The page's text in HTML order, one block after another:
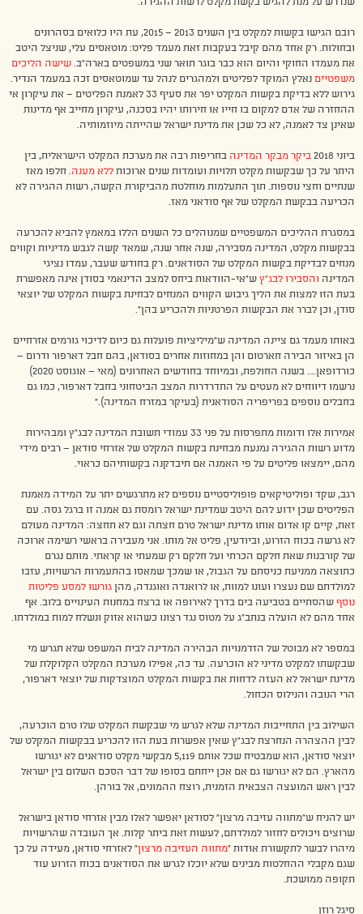
רובם הגישו בקשות למקלט בין השנים 2013 – 2015, עת היו כלואים בסהרונים
ובחולות. רק אחד מהם קיבל בעקבות זאת מעמד פליט: מוטאסים עלי, שניצל היטב
את מעמדו החוקי והיום הוא כבר בוגר תואר שני במשפטים בארה”ב. שישה הליכים
משפטיים נאלץ המוקד לפליטים ולמהגרים לנהל עד שמוטאסים זכה במעמד הנדיר.
גירוש ללא בדיקת בקשות המקלט יפר את סעיף 33 לאמנת הפליטים – את עיקרון אי
ההחזרה של אדם למקום בו חייו או חירותו יהיו בסכנה, עיקרון מחייב אף מדינות
שאינן צד לאמנה, לא כל שכן את מדינת ישראל שהייתה מיוזמותיה.
ביוני 2018 ביקר מבקר המדינה בחריפות רבה את מערכת המקלט הישראלית, בין
היתר על כך שבקשות מקלט תלויות ועומדות שנים ארוכות ללא מענה. חלפו מאז
שנתיים וחצי נוספות. תוך התעלמות מוחלטת מהביקורת הקשה, רשות ההגירה לא
הכריעה בבקשת המקלט של אף סודאני מאז.
במסגרת ההליכים המשפטיים שמנוהלים כל השנים הללו במאמץ להביא להכרעה
בבקשות מקלט, המדינה מסבירה, שנה אחר שנה, שמאד קשה לגבש מדיניות וקווים
מנחים לבדיקת בקשות המקלט של הסודאנים. רק בחודש שעבר, עמדו נציגי
המדינה והסבירו לבג”ץ ש”אי-הוודאות ביחס למצב הדינאמי בסודן אינה מאפשרת
בעת הזו למצות את הליך גיבוש הקווים המנחים לבחינת בקשות המקלט של יוצאי
סודן, וכן לברר את הבקשות הפרטניות ולהכריע בהן”.
באותו מעמד גם ציינה המדינה ש”מיליציות פועלות גם כיום לדיכוי גורמים אזרחיים
הן באיזור הבירה חארטום והן במחוזות אחרים בסודאן, בהם חבל דארפור ודרום –
כורדופאן…. בשנה החולפת, ובמיוחד בחודשים האחרונים (מאי – אוגוסט 2020)
נרשמו דיווחים לא מעטים על התדרדרות המצב הביטחוני בחבל דארפור, כמו גם
בחבלים נוספים בפריפריה הסודאנית (בעיקר במזרח המדינה).”
אמירות אלו ודומות מתפרסות על פני 33 עמודי תשובת המדינה לבג”ץ ומבהירות
מדוע רשות ההגירה נמנעת מבחינת בקשות המקלט של אזרחי סודאן – רבים מידי
מהם, יימצאו פליטים על פי האמנה אם תיבדקנה בקשותיהם כראוי.
רגב, שקד ופוליטיקאים פופוליסטיים נוספים לא מתרגשים יתר על המידה מאמנת
הפליטים שכן ידוע להם היטב שמדינת ישראל רומסת גם אמנה זו ברגל גסה. עם
זאת, קיים קו אדום אותו מדינת ישראל טרם חצתה וגם לא תחצה: המדינה מעולם
לא גרשה בכוח הזרוע, וביודעין, פליט אל מותו. אני מעבירה בראשי רשימה ארוכה
של קורבנות שאת חלקם הכרתי ועל חלקם רק שמעתי או קראתי. מותם נגרם
כתוצאה ממניעת כניסתם על הגבול, או שמכך שמאסו בהתעמרות הרשויות, עזבו
למולדתם שם נעצרו ועונו למוות, או לרואנדה ואוגנדה, מהן גורשו למסע פליטות
נוסף שהסתיים בטביעה בים בדרך לאירופה או ברצח במחנות העינויים בלוב. אף
אחד מהם לא הועלה בנתב”ג על מטוס נגד רצונו כשהוא אזוק ונשלח למות במולדתו.
במספר לא מבוטל של הזדמנויות הבהירה המדינה לבית המשפט שלא תגרש מי
שבקשתו למקלט מדיני לא הוכרעה. עד כה, אפילו מערכת המקלט הקלוקלת של
מדינת ישראל לא העזה לדחות את בקשות המקלט המוצדקות של יוצאי דארפור,
הרי הנובה והנילוס הכחול.
השילוב בין התחייבות המדינה שלא לגרש מי שבקשת המקלט שלו טרם הוכרעה,
לבין ההצהרה הנחרצת לבג”ץ שאין אפשרות בעת הזו להכריע בבקשות המקלט של
יוצאי סודאן, הוא שמבטיח שכל אותם 5,119 מבקשי מקלט סודאנים לא יגורשו
מהארץ. הם לא יגורשו גם אם אכן ייחתם בסופו של דבר הסכם השלום בין ישראל
לבין ראש המועצה הצבאית הזמנית, רוצח ההמונים, אל בורהן.
יש להניח ש”מתווה עזיבה מרצון” לסודאן יאפשר לאלו מבין אזרחי סודאן בישראל
שרוצים ויכולים לחזור למולדתם, לעשות זאת ביתר קלות. אך העובדה שהרשויות
מיהרו לבשר לתקשורת אודות “מתווה העזיבה מרצון” לאזרחי סודאן, מעידה על כך
שגם מקבלי ההחלטות מבינים שלא יוכלו לגרש את הסודאנים בכוח הזרוע עוד
תקופה ממושכת.
סיגל רוזן